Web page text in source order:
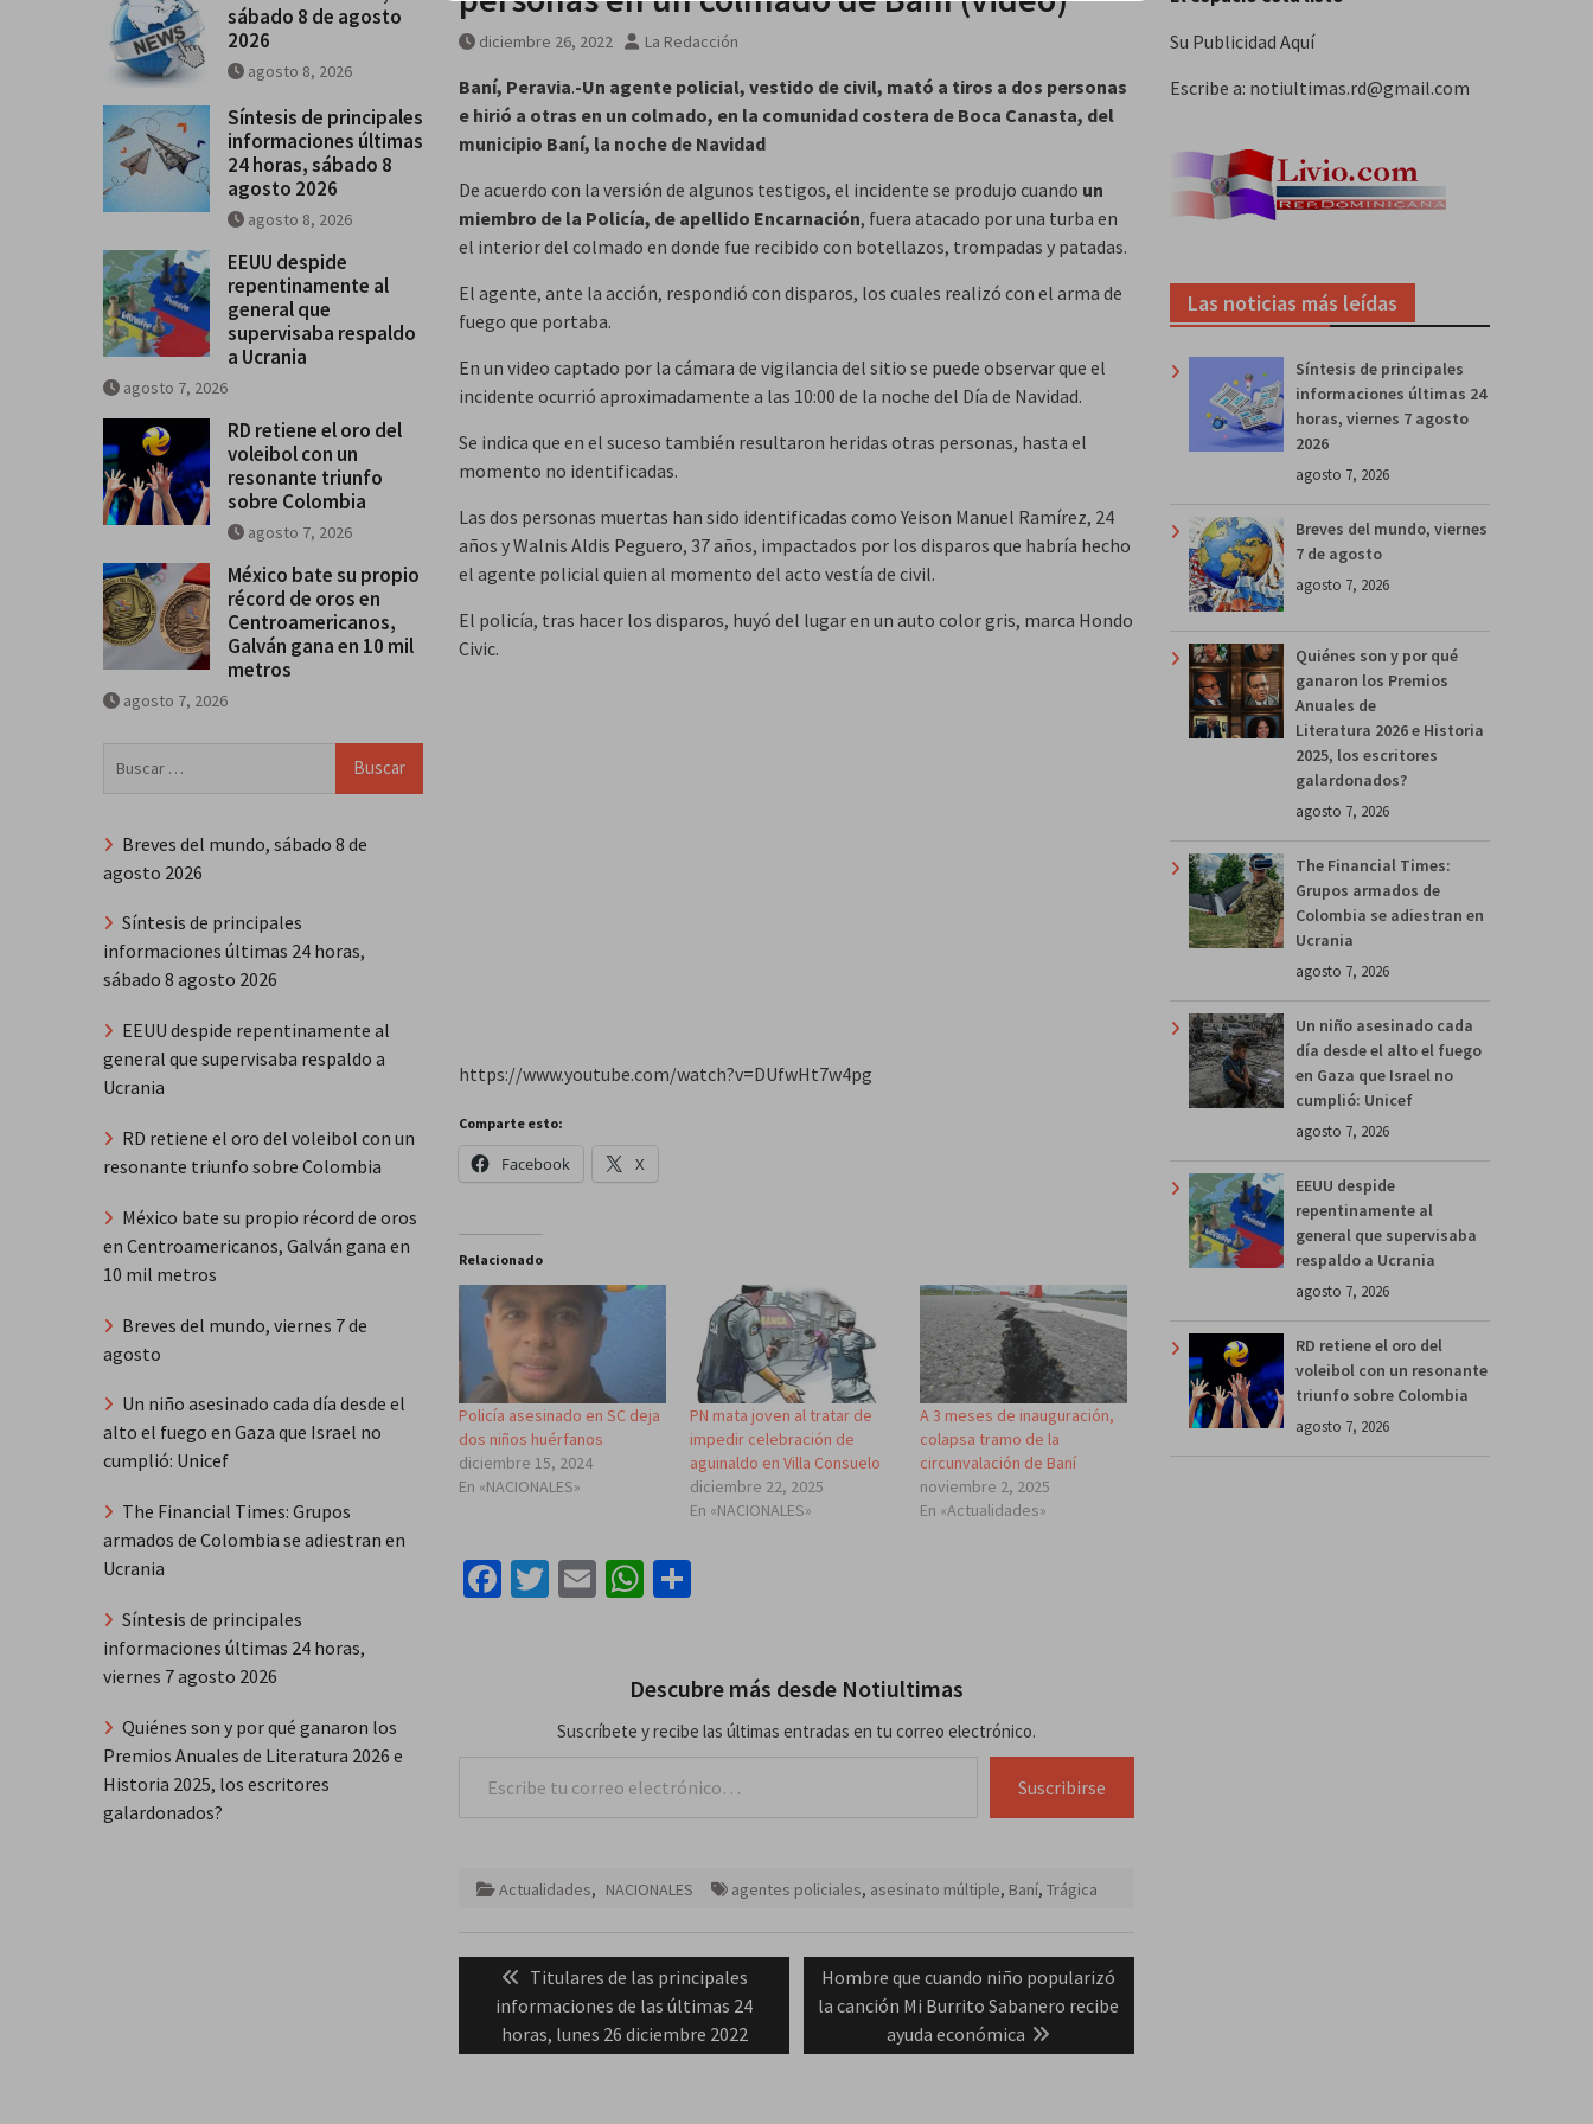
diciembre 26, 2022 La Redacción
Baní, Peravia.-Un agente policial, vestido de civil, mató a tiros a dos personas
e hirió a otras en un colmado, en la comunidad costera de Boca Canasta, del
municipio Baní, la noche de Navidad
De acuerdo con la versión de algunos testigos, el incidente se produjo cuando un
miembro de la Policía, de apellido Encarnación, fuera atacado por una turba en
el interior del colmado en donde fue recibido con botellazos, trompadas y patadas.
El agente, ante la acción, respondió con disparos, los cuales realizó con el arma de
fuego que portaba.
En un video captado por la cámara de vigilancia del sitio se puede observar que el
incidente ocurrió aproximadamente a las 10:00 de la noche del Día de Navidad.
Se indica que en el suceso también resultaron heridas otras personas, hasta el
momento no identificadas.
Las dos personas muertas han sido identificadas como Yeison Manuel Ramírez, 24
años y Walnis Aldis Peguero, 37 años, impactados por los disparos que habría hecho
el agente policial quien al momento del acto vestía de civil.
El policía, tras hacer los disparos, huyó del lugar en un auto color gris, marca Hondo
Civic.
https://www.youtube.com/watch?v=DUfwHt7w4pg
Comparte esto:
Facebook X
Relacionado
Policía asesinado en SC deja
dos niños huérfanos
diciembre 15, 2024
En «NACIONALES»
PN mata joven al tratar de
impedir celebración de
aguinaldo en Villa Consuelo
diciembre 22, 2025
En «NACIONALES»
A 3 meses de inauguración,
colapsa tramo de la
circunvalación de Baní
noviembre 2, 2025
En «Actualidades»
Facebook
Twitter
EmailWhatsApp
Descubre más desde Notiultimas
Suscríbete y recibe las últimas entradas en tu correo electrónico.
Suscribirse
Actualidades, NACIONALES agentes policiales, asesinato múltiple, Baní, Trágica
Navegación
entradas
Previous
post:
Titulares de las principales
informaciones de las últimas 24
horas, lunes 26 diciembre 2022
Next
post:
Hombre que cuando niño popularizó
la canción Mi Burrito Sabanero recibe
ayuda económica
Su Publicidad Aquí
Escribe a: notiultimas.rd@gmail.com
Las noticias más leídas
Síntesis de principales
informaciones últimas 24
horas, viernes 7 agosto
2026
agosto 7, 2026
Breves del mundo, viernes
7 de agosto
agosto 7, 2026
Quiénes son y por qué
ganaron los Premios
Anuales de
Literatura 2026 e Historia
2025, los escritores
galardonados?
agosto 7, 2026
The Financial Times:
Grupos armados de
Colombia se adiestran en
Ucrania
agosto 7, 2026
Un niño asesinado cada
día desde el alto el fuego
en Gaza que Israel no
cumplió: Unicef
agosto 7, 2026
EEUU despide
repentinamente al
general que supervisaba
respaldo a Ucrania
agosto 7, 2026
RD retiene el oro del
voleibol con un resonante
triunfo sobre Colombia
agosto 7, 2026
sábado 8 de agosto
2026
agosto 8, 2026
Síntesis de principales
informaciones últimas
24 horas, sábado 8
agosto 2026
agosto 8, 2026
EEUU despide
repentinamente al
general que
supervisaba respaldo
a Ucrania
agosto 7, 2026
RD retiene el oro del
voleibol con un
resonante triunfo
sobre Colombia
agosto 7, 2026
México bate su propio
récord de oros en
Centroamericanos,
Galván gana en 10 mil
metros
agosto 7, 2026
Breves del mundo, sábado 8 de
agosto 2026
Síntesis de principales
informaciones últimas 24 horas,
sábado 8 agosto 2026
EEUU despide repentinamente al
general que supervisaba respaldo a
Ucrania
RD retiene el oro del voleibol con un
resonante triunfo sobre Colombia
México bate su propio récord de oros
en Centroamericanos, Galván gana en
10 mil metros
Breves del mundo, viernes 7 de
agosto
Un niño asesinado cada día desde el
alto el fuego en Gaza que Israel no
cumplió: Unicef
The Financial Times: Grupos
armados de Colombia se adiestran en
Ucrania
Síntesis de principales
informaciones últimas 24 horas,
viernes 7 agosto 2026
Quiénes son y por qué ganaron los
Premios Anuales de Literatura 2026 e
Historia 2025, los escritores
galardonados?